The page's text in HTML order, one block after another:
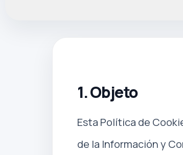
1. Objeto
Esta Política de
de la Información y